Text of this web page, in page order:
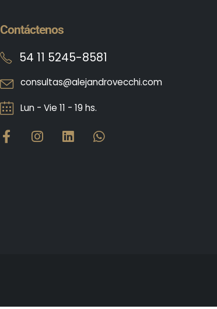
Contáctenos
54 11 5245-8581
consultas@alejandrovecchi.com
Lun - Vie 11 - 19 hs.